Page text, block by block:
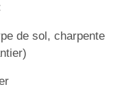
de sol, charpente